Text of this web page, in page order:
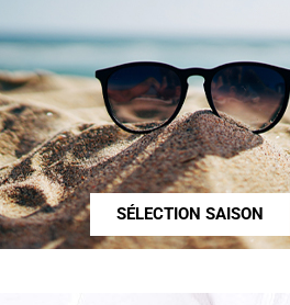
SÉLECTION SAISON